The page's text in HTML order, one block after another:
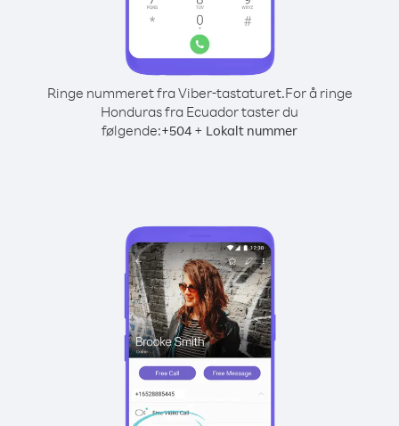
Ringe nummeret fra Viber-tastaturet.For å ringe
Honduras fra Ecuador taster du
følgende:+504 + Lokalt nummer